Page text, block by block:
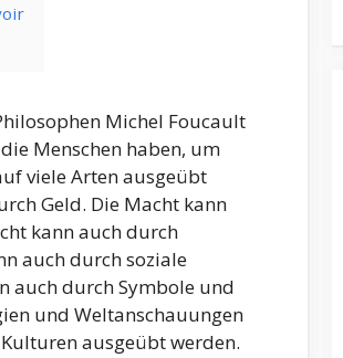
Michel Foucault
Menschen haben, um
viele Arten ausgeübt
Geld. Die Macht kann
kann auch durch
auch durch soziale
auch durch Symbole und
und Weltanschauungen
ausgeübt werden.